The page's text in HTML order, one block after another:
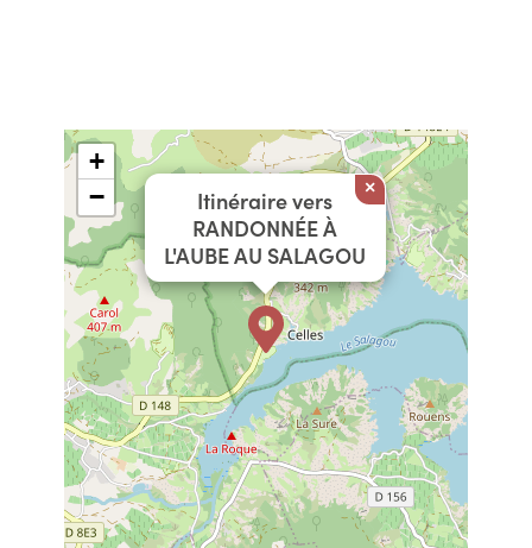
Itinéraire vers
RANDONNÉE À
L'AUBE AU SALAGOU
×
+
−